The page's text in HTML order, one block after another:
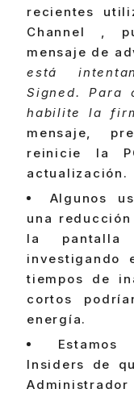
recientes
Channel ,
mensaje de
está
Signed. Para
habilite la
mensaje,
reinicie la
actualización.
Algunos
una
la pantalla
investigando
tiempos de
cortos
energía.
Insiders de